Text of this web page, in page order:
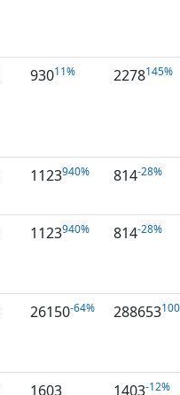
93011% 2278145%
1123940% 814-28%
1123940% 814-28%
26150-64% 288653
1603 1403-12%